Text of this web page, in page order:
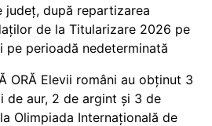
județ, după repartizarea
de la Titularizare 2026 pe
pe perioadă nedeterminată
ORĂ Elevii români au obținut 3
de aur, 2 de argint și 3 de
Olimpiada Internațională de